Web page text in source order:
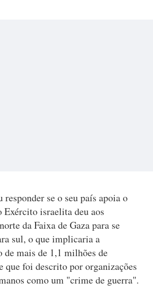
se o seu país apoia o
israelita deu aos
da Faixa de Gaza para se
sul, o que implicaria a
de mais de 1,1 milhões de
que foi descrito por organizações
como um "crime de guerra".